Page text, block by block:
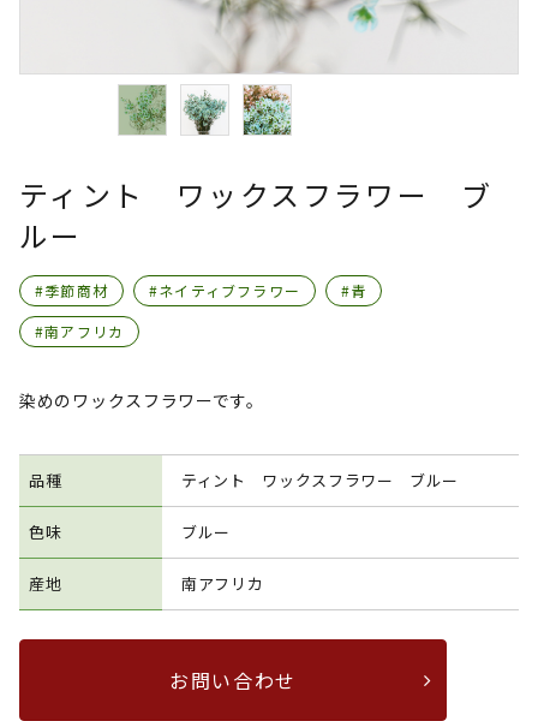
ティント ワックスフラワー ブ
ルー
#季節商材 #ネイティブフラワー
#青
#南アフリカ
染めのワックスフラワーです。
品種 ティント ワックスフラワー ブルー
色味 ブルー
産地 南アフリカ
お問い合わせ